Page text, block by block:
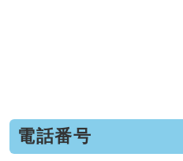
電話番号